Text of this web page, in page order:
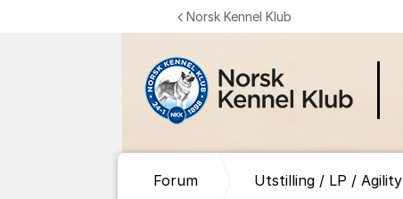
Norsk Kennel Klub
Forum Utstilling / LP / Agility